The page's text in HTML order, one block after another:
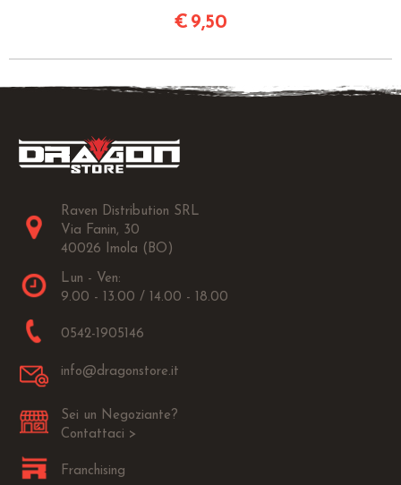
€ 9,50
Raven Distribution SRL
Via Fanin, 30
40026 Imola (BO)
Lun - Ven:
9.00 - 13.00 / 14.00 - 18.00
0542-1905146
info@dragonstore.it
Sei un Negoziante?
Contattaci >
Franchising